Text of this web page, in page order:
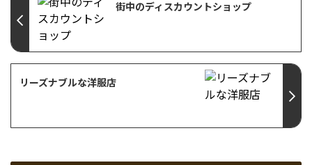
街中のディスカウントショップ
リーズナブルな洋服店